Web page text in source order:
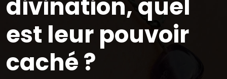
divination, quel
est leur pouvoir
caché ?